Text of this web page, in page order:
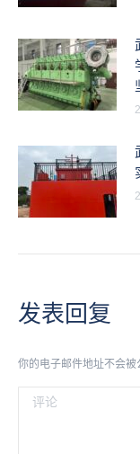
发表回复
你的电子邮件地址不会被
评论